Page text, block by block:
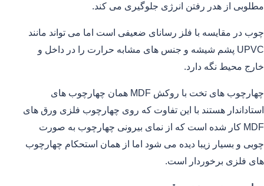
مطلوبی از هدر رفتن انرژی جلوگیری می کند.
چوب در مقایسه با فلز رسانای ضعیفی است اما می تواند مانند
UPVC پشم شیشه و جنس های مشابه حرارت را در داخل و
خارج محیط نگه دارد.
چهارچوب های تخت با روکش MDF همان چهارچوب های
استاداندار هستند با این تفاوت که روی چهارچوب فلزی ورق های
MDF کار شده است که از نمای بیرونی چهارچوب به صورت
چوبی و بسیار زیبا دیده می شود اما از همان استحکام چهارچوب
های فلزی برخوردار است.